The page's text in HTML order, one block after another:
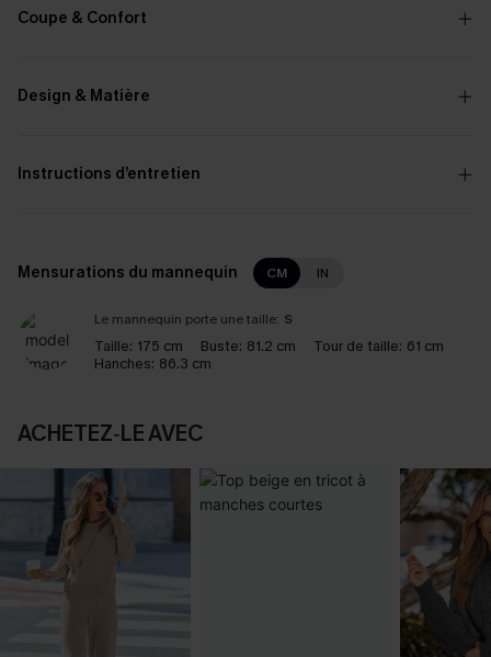
Coupe & Confort
Design & Matière
Instructions d’entretien
Mensurations du mannequin CM IN
Le mannequin porte une taille: S
Taille: 175 cm Buste: 81.2 cm Tour de taille: 61 cm
Hanches: 86.3 cm
ACHETEZ‑LE AVEC